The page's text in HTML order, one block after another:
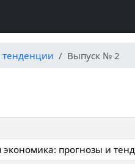
тенденции Выпуск № 2
экономика: прогнозы и